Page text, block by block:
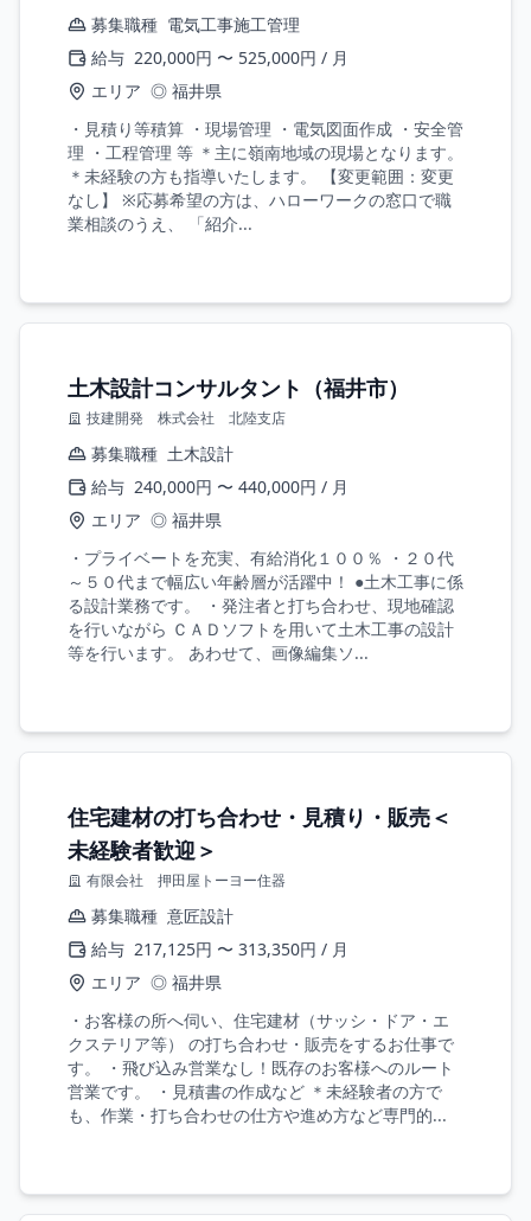
募集職種 電気工事施工管理
給与 220,000円 〜 525,000円 / 月
エリア ◎ 福井県
・見積り等積算 ・現場管理 ・電気図面作成 ・安全管
理 ・工程管理 等 ＊主に嶺南地域の現場となります。
＊未経験の方も指導いたします。 【変更範囲：変更
なし】 ※応募希望の方は、ハローワークの窓口で職
業相談のうえ、 「紹介...
土木設計コンサルタント（福井市）
技建開発 株式会社 北陸支店
募集職種 土木設計
給与 240,000円 〜 440,000円 / 月
エリア ◎ 福井県
・プライベートを充実、有給消化１００％ ・２０代
～５０代まで幅広い年齢層が活躍中！ ●土木工事に係
る設計業務です。 ・発注者と打ち合わせ、現地確認
を行いながら ＣＡＤソフトを用いて土木工事の設計
等を行います。 あわせて、画像編集ソ...
住宅建材の打ち合わせ・見積り・販売＜
未経験者歓迎＞
有限会社 押田屋トーヨー住器
募集職種 意匠設計
給与 217,125円 〜 313,350円 / 月
エリア ◎ 福井県
・お客様の所へ伺い、住宅建材（サッシ・ドア・エ
クステリア等） の打ち合わせ・販売をするお仕事で
す。 ・飛び込み営業なし！既存のお客様へのルート
営業です。 ・見積書の作成など ＊未経験者の方で
も、作業・打ち合わせの仕方や進め方など専門的...